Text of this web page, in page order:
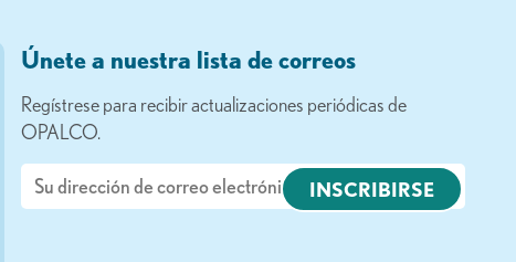
Únete a nuestra lista de correos
Regístrese para recibir actualizaciones periódicas de
OPALCO.
Correo
electrónico